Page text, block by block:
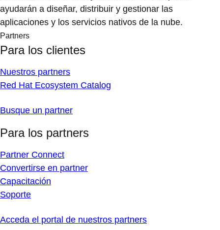
ayudarán a diseñar, distribuir y gestionar las
aplicaciones y los servicios nativos de la nube.
Partners
Para los clientes
Nuestros partners
Red Hat Ecosystem Catalog
Busque un partner
Para los partners
Partner Connect
Convertirse en partner
Capacitación
Soporte
Acceda el portal de nuestros partners